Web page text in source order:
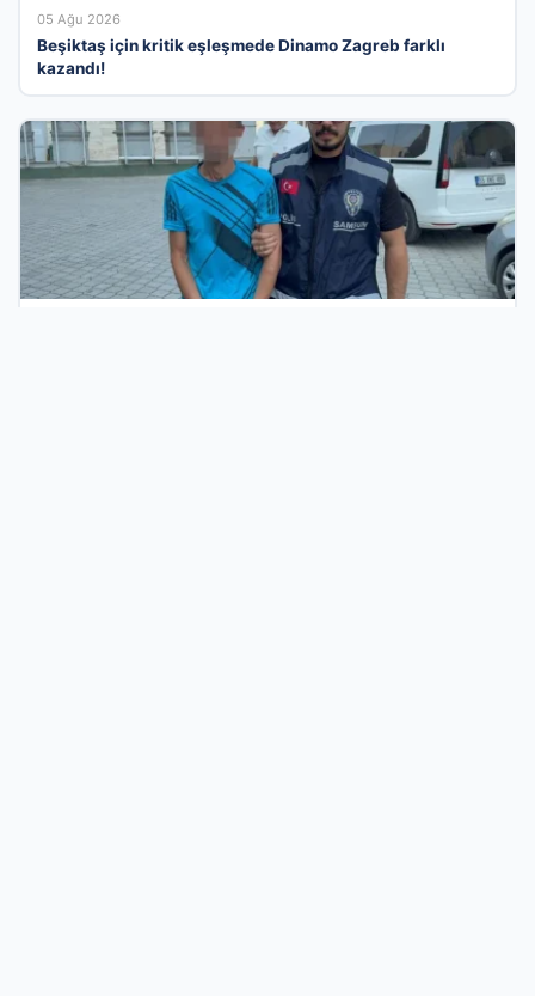
05 Ağu 2026
Beşiktaş için kritik eşleşmede Dinamo Zagreb farklı
kazandı!